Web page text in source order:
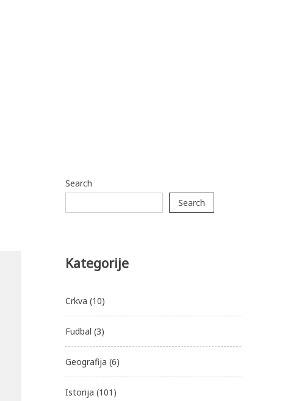
Search
Search
Kategorije
Crkva (10)
Fudbal (3)
Geografija (6)
Istorija (101)